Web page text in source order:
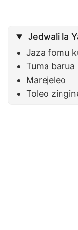
Jedwali la
Jaza fomu
Tuma barua
Marejeleo
Toleo